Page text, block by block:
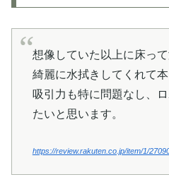
想像していた以上に床って
綺麗に水拭きしてくれて本
吸引力も特に問題なし、
たいと思います。
https://review.rakuten.co.jp/item/1/